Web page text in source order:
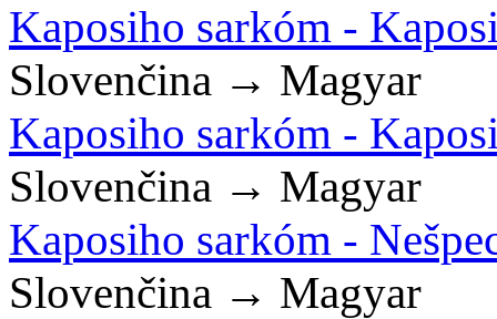
Kaposiho sarkóm -
Slovenčina → Magyar
Kaposiho sarkóm -
Slovenčina → Magyar
Kaposiho sarkóm -
Slovenčina → Magyar